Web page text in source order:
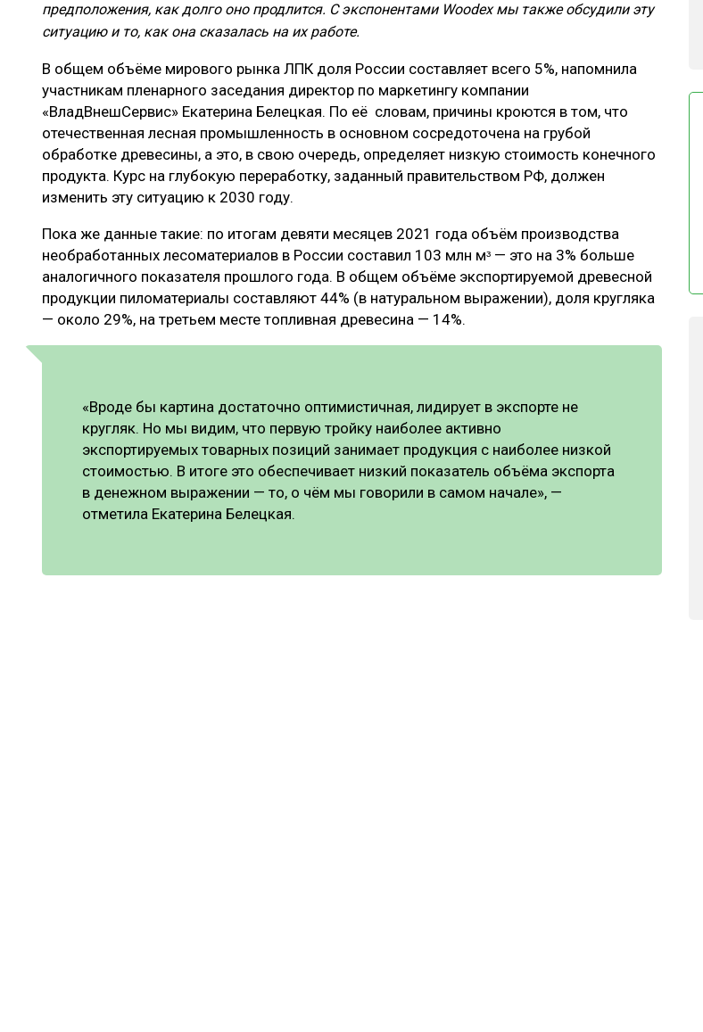
предположения, как долго оно продлится. С экспонентами Woodex мы также обсудили эту
ситуацию и то, как она сказалась на их работе.
В общем объёме мирового рынка ЛПК доля России составляет всего 5%, напомнила
участникам пленарного заседания директор по маркетингу компании
«ВладВнешСервис» Екатерина Белецкая. По её словам, причины кроются в том, что
отечественная лесная промышленность в основном сосредоточена на грубой
обработке древесины, а это, в свою очередь, определяет низкую стоимость конечного
продукта. Курс на глубокую переработку, заданный правительством РФ, должен
изменить эту ситуацию к 2030 году.
Пока же данные такие: по итогам девяти месяцев 2021 года объём производства
необработанных лесоматериалов в России составил 103 млн мᶟ — это на 3% больше
аналогичного показателя прошлого года. В общем объёме экспортируемой древесной
продукции пиломатериалы составляют 44% (в натуральном выражении), доля кругляка
— около 29%, на третьем месте топливная древесина — 14%.
«Вроде бы картина достаточно оптимистичная, лидирует в экспорте не
кругляк. Но мы видим, что первую тройку наиболее активно
экспортируемых товарных позиций занимает продукция с наиболее низкой
стоимостью. В итоге это обеспечивает низкий показатель объёма экспорта
в денежном выражении — то, о чём мы говорили в самом начале», —
отметила Екатерина Белецкая.